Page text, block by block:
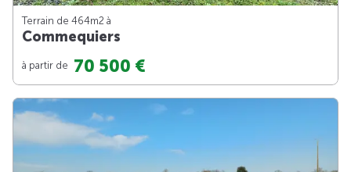
Terrain de 464m2 à
Commequiers
à partir de 70 500 €